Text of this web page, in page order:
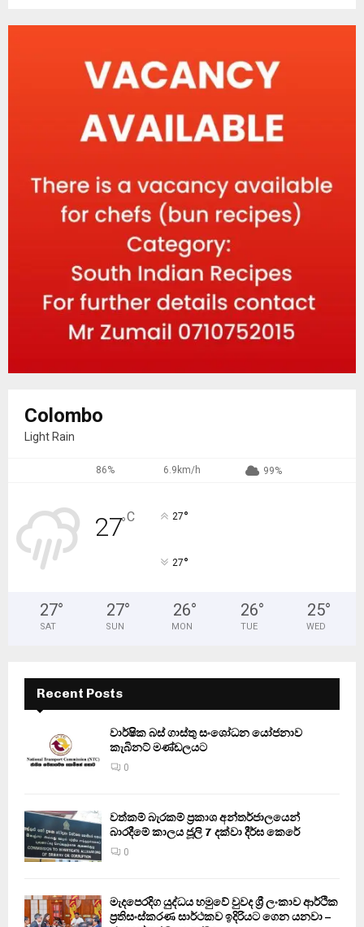
Colombo
Light Rain
86% 6.9km/h 99%
27°C 27°
27°
27°
SAT
27°
SUN
26°
MON
26°
TUE
25°
WED
Recent Posts
වාර්ෂික බස් ගාස්තු සංශෝධන යෝජනාව
කැබිනට් මණ්ඩලයට
0
වත්කම් බැරකම් ප්‍රකාශ අන්තර්ජාලයෙන්
බාරදීමේ කාලය ජූලි 7 දක්වා දීර්ඝ කෙරේ
0
මැදපෙරදිග යුද්ධය හමුවේ වුවද ශ්‍රී ලංකාව ආර්ථික
ප්‍රතිසංස්කරණ සාර්ථකව ඉදිරියට ගෙන යනවා –